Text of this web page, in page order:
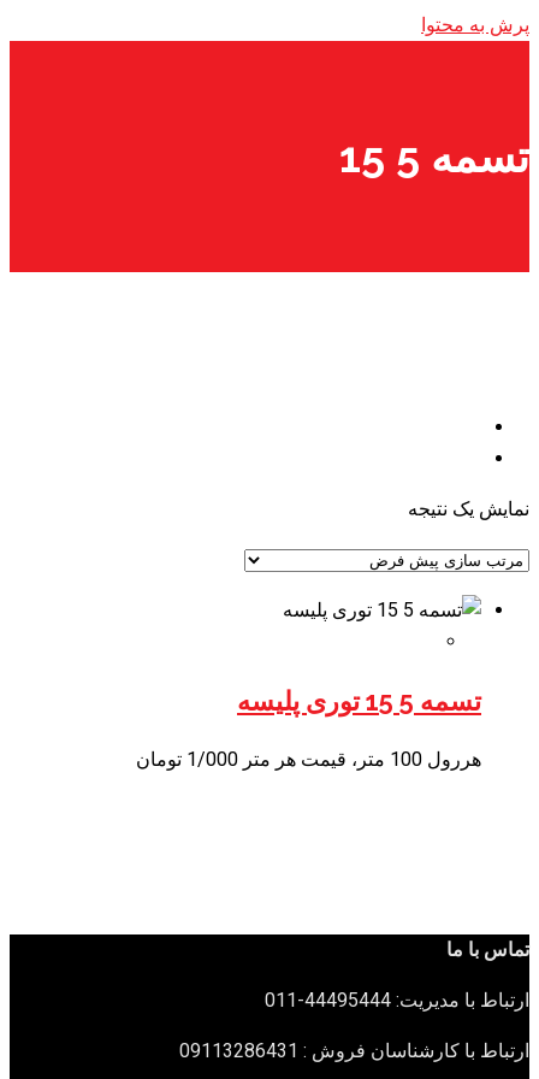
پرش به محتوا
تسمه 5 15
نمایش یک نتیجه
تسمه 5 15 توری پلیسه
هررول 100 متر، قیمت هر متر 1/000 تومان
تماس با ما
ارتباط با مدیریت: 44495444-011
ارتباط با کارشناسان فروش : 09113286431